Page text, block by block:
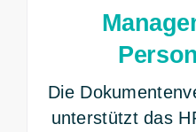
Die
unterstützt das